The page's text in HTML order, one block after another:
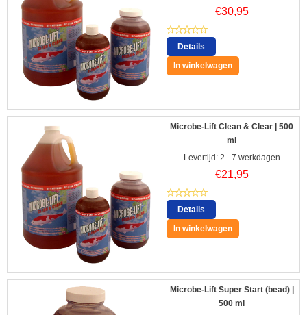
€30,95
Details
In winkelwagen
Microbe-Lift Clean & Clear | 500
ml
Levertijd: 2 - 7 werkdagen
€21,95
Details
In winkelwagen
Microbe-Lift Super Start (bead) |
500 ml